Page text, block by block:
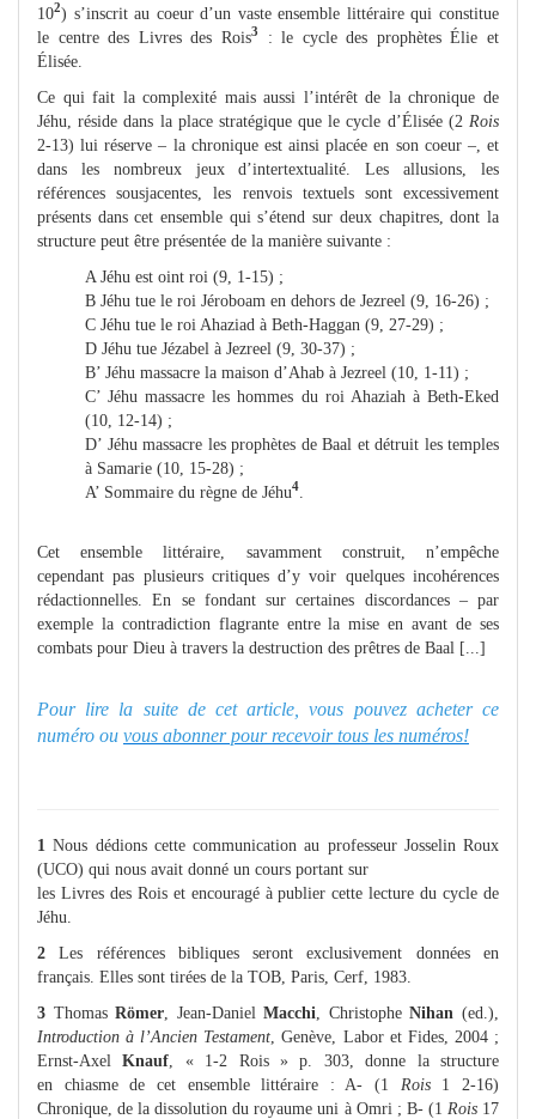
102) s’inscrit au coeur d’un vaste ensemble littéraire qui constitue
le centre des Livres des Rois3
: le cycle des prophètes Élie et
Élisée.
Ce qui fait la complexité mais aussi l’intérêt de la chronique de
Jéhu, réside dans la place stratégique que le cycle d’Élisée (2 Rois
2-13) lui réserve – la chronique est ainsi placée en son coeur –, et
dans les nombreux jeux d’intertextualité. Les allusions, les
références sousjacentes, les renvois textuels sont excessivement
présents dans cet ensemble qui s’étend sur deux chapitres, dont la
structure peut être présentée de la manière suivante :
A Jéhu est oint roi (9, 1-15) ;
B Jéhu tue le roi Jéroboam en dehors de Jezreel (9, 16-26) ;
C Jéhu tue le roi Ahaziad à Beth-Haggan (9, 27-29) ;
D Jéhu tue Jézabel à Jezreel (9, 30-37) ;
B’ Jéhu massacre la maison d’Ahab à Jezreel (10, 1-11) ;
C’ Jéhu massacre les hommes du roi Ahaziah à Beth-Eked
(10, 12-14) ;
D’ Jéhu massacre les prophètes de Baal et détruit les temples
à Samarie (10, 15-28) ;
A’ Sommaire du règne de Jéhu4
Cet ensemble littéraire, savamment construit, n’empêche
cependant pas plusieurs critiques d’y voir quelques incohérences
rédactionnelles. En se fondant sur certaines discordances – par
exemple la contradiction flagrante entre la mise en avant de ses
combats pour Dieu à travers la destruction des prêtres de Baal [...]
Pour lire la suite de cet article, vous pouvez acheter ce
numéro ou vous abonner pour recevoir tous les numéros!
1 Nous dédions cette communication au professeur Josselin Roux
(UCO) qui nous avait donné un cours portant sur
les Livres des Rois et encouragé à publier cette lecture du cycle de
Jéhu.
2 Les références bibliques seront exclusivement données en
français. Elles sont tirées de la TOB, Paris, Cerf, 1983.
3 ThomasRömer , Jean-DanielMacchi , ChristopheNihan(ed.),
Introduction à l’Ancien Testament , Genève, Labor et Fides, 2004 ;
Ernst-AxelKnauf , « 1-2 Rois » p. 303, donne la structure
en chiasme de cet ensemble littéraire : A- (1 Rois 1 2-16)
Chronique, de la dissolution du royaume uni à Omri ; B- (1 Rois 17